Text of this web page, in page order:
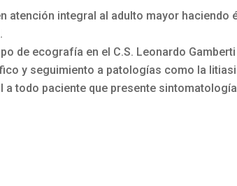
atención integral al adulto mayor
de ecografía en el C.S. Leonardo
y seguimiento a patologías como la
todo paciente que presente